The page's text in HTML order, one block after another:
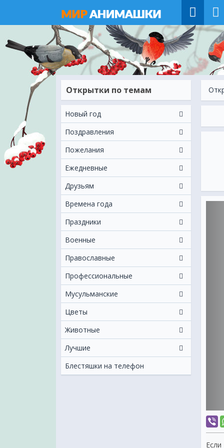
Открытки по темам
Новый год
Поздравления
Пожелания
Ежeдневные
Друзьям
Времена года
Праздники
Военные
Православные
Профессиональные
Мусульманские
Цветы
Животные
Лучшие
Блестяшки на телефон